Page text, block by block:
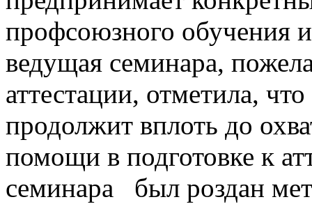
профсоюзного обучения
ведущая семинара,
аттестации, отметила,
продолжит вплоть до
помощи в подготовке к
семинара был роздан